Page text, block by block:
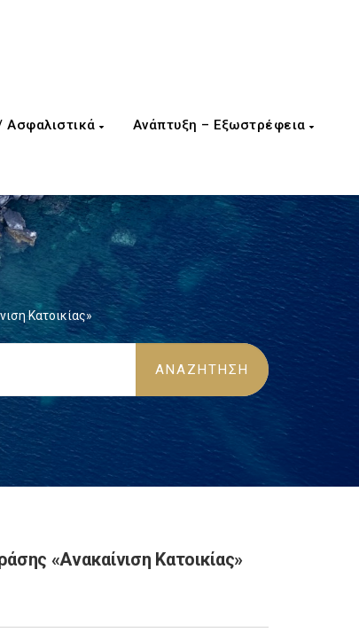
Ασφαλιστικά Ανάπτυξη – Εξωστρέφεια
Κατοικίας»
«Ανακαίνιση Κατοικίας»